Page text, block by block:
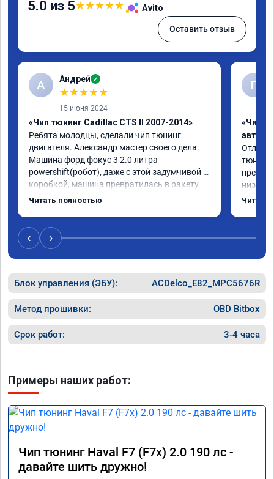
5.0 из 5★★★★★ Avito
Оставить отзыв
А Андрей ✓
★★★★★
15 июня 2024
«Чип тюнинг Cadillac CTS II 2007-2014»
Ребята молодцы, сделали чип тюнинг
двигателя. Александр мастер своего дела.
Машина форд фокус 3 2.0 литра
powershift(робот), даже с этой задумчивой
коробкой, машина превратилась в ракету,
даже страшно от такого ускорения,
машины, при этом расход топлива немного
уменьшился, начиная даже на холостом
ходу. Да, можно найти дешевле услугу эту,
уверенным в отличной работе. Рекомендую
👍👍👍👍👍
Читать полностью
Г
«Чип
низов,
Расход
Читать
‹ ›
Блок управления (ЭБУ): ACDelco_E82_MPC5676R
Метод прошивки: OBD Bitbox
Срок работ: 3-4 часа
Примеры наших работ:
Чип тюнинг Haval F7 (F7x) 2.0 190 лс -
давайте шить дружно!